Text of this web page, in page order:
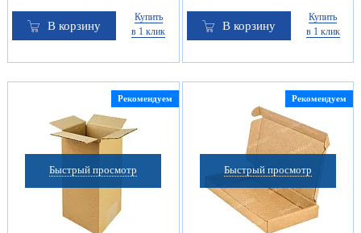
В корзину
Купить
в 1 клик
В корзину
Купить
в 1 клик
Быстрый просмотр
Рекомендуем
Быстрый просмотр
Рекомендуем